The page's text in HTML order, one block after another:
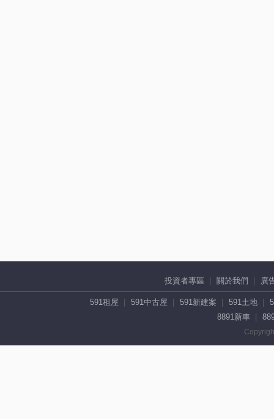
投資者專區 關於我們 廣
591租屋 591中古屋 591新建案 591土地
8891新車